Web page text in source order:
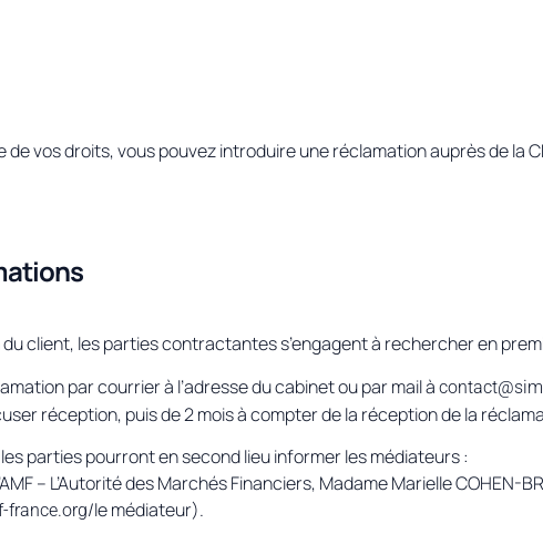
de vos droits, vous pouvez introduire une réclamation auprès de la
client, les parties contractantes s’engagent à rechercher en
par courrier à l’adresse du cabinet ou par mail à
réception, puis de 2 mois à compter de la réception de la
parties pourront en second lieu informer les médiateurs :
– L’Autorité des Marchés Financiers, Madame Marielle COHEN-
france.org/le médiateur).